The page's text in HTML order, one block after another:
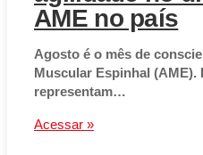
AME no país
Agosto é o mês de
Muscular Espinhal (AME).
representam…
Acessar »